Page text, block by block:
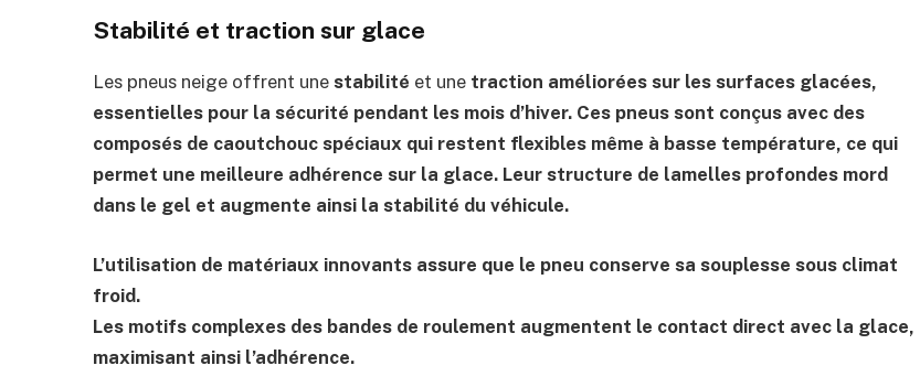
Stabilité et traction sur glace
Les pneus neige offrent unestabilité et une traction améliorées sur les surfaces glacées,
essentielles pour la sécurité pendant les mois d’hiver. Ces pneus sont conçus avec des
composés de caoutchouc spéciaux qui restent flexibles même à basse température, ce qui
permet une meilleure adhérence sur la glace. Leur structure de lamelles profondes mord
dans le gel et augmente ainsi la stabilité du véhicule.
L’utilisation de matériaux innovants assure que le pneu conserve sa souplesse sous climat
froid.
Les motifs complexes des bandes de roulement augmentent le contact direct avec la glace,
maximisant ainsi l’adhérence.